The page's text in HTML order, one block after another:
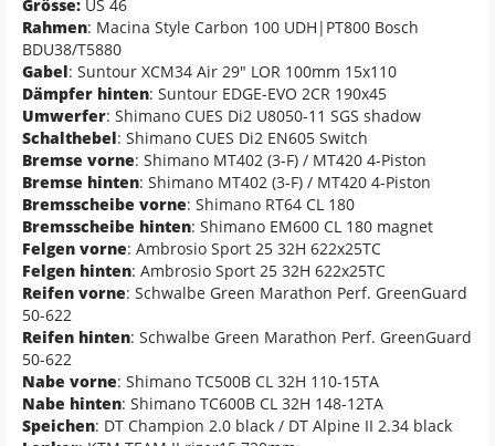
Grösse: US 46
Rahmen: Macina Style Carbon 100 UDH|PT800 Bosch
BDU38/T5880
Gabel: Suntour XCM34 Air 29" LOR 100mm 15x110
Dämpfer hinten: Suntour EDGE-EVO 2CR 190x45
Umwerfer: Shimano CUES Di2 U8050-11 SGS shadow
Schalthebel: Shimano CUES Di2 EN605 Switch
Bremse vorne: Shimano MT402 (3-F) / MT420 4-Piston
Bremse hinten: Shimano MT402 (3-F) / MT420 4-Piston
Bremsscheibe vorne: Shimano RT64 CL 180
Bremsscheibe hinten: Shimano EM600 CL 180 magnet
Felgen vorne: Ambrosio Sport 25 32H 622x25TC
Felgen hinten: Ambrosio Sport 25 32H 622x25TC
Reifen vorne: Schwalbe Green Marathon Perf. GreenGuard
50-622
Reifen hinten: Schwalbe Green Marathon Perf. GreenGuard
50-622
Nabe vorne: Shimano TC500B CL 32H 110-15TA
Nabe hinten: Shimano TC600B CL 32H 148-12TA
Speichen: DT Champion 2.0 black / DT Alpine II 2.34 black